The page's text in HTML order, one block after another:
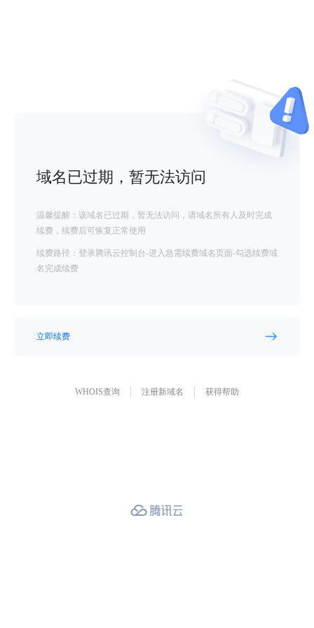
域名已过期，暂无法访问
温馨提醒：该域名已过期，暂无法访问，请域名所有人及时完成
续费，续费后可恢复正常使用
续费路径：登录腾讯云控制台-进入急需续费域名页面-勾选续费域
名完成续费
立即续费
WHOIS查询 注册新域名 获得帮助